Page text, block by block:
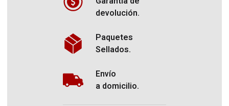
devolución.
Paquetes
Sellados.
Envío
a domicilio.